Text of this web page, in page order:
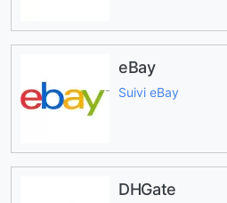
eBay
Suivi eBay
DHGate